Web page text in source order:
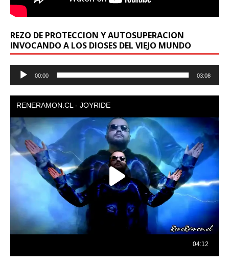
REZO DE PROTECCION Y AUTOSUPERACION
INVOCANDO A LOS DIOSES DEL VIEJO MUNDO
Reproductor
00:00 03:08